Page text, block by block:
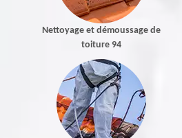
Nettoyage et démoussage de
toiture 94